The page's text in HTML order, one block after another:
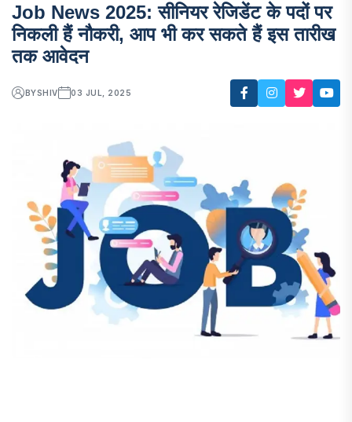
Job News 2025: सीनियर रेजिडेंट के पदों पर
निकली हैं नौकरी, आप भी कर सकते हैं इस तारीख
तक आवेदन
BYSHIV 03 JUL, 2025